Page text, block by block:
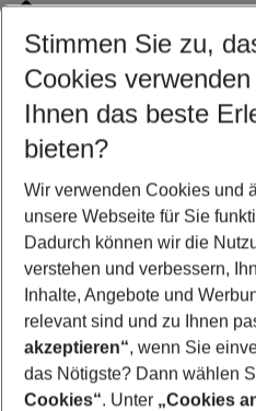
Location
Customize your offer
Find the perfect deal which
Your departure airport
Any airport
Select your date range
09/08/26–07/08/27 5-
Who will travel
2 adults No children
Show
Stimmen Sie zu,
Cookies
Ihnen das beste
bieten?
Wir verwenden Cookies und
unsere Webseite für Sie
Dadurch können wir die
verstehen und verbessern,
Inhalte, Angebote und
relevant sind und zu Ihnen
akzeptieren“, wenn Sie
das Nötigste? Dann wählen
Cookies“. Unter „Cookies